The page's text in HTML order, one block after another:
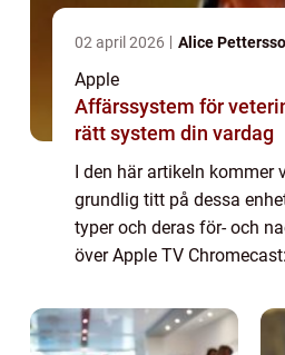
02 april 2026 Alice
Apple
Affärssystem för
rätt system din vardag
I den här artikeln kommer
grundlig titt på dessa
typer och deras för- och
över Apple TV
det möjligt för användare
inneh...